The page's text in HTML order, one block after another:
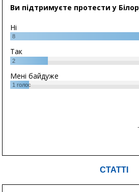
Ви підтримуєте протести у
Ні
8
Так
2
Мені байдуже
1 голос
СТАТТІ